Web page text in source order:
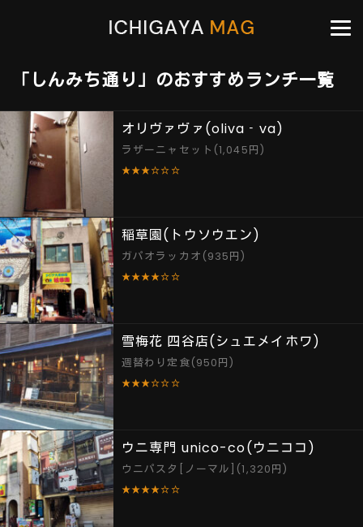
「しんみち通り」のおすすめランチ一覧
オリヴァヴァ(oliva‐va)
ラザーニャセット(1,045円)
★★★☆☆☆
稲草園(トウソウエン)
ガパオラッカオ(935円)
★★★★☆☆
雪梅花 四谷店(シュエメイホワ)
週替わり定食(950円)
★★★☆☆☆
ウニ専門 unico-co(ウニココ)
ウニパスタ[ノーマル](1,320円)
★★★★☆☆